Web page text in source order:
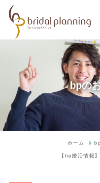
bpの
ホーム
【bp婚活情報